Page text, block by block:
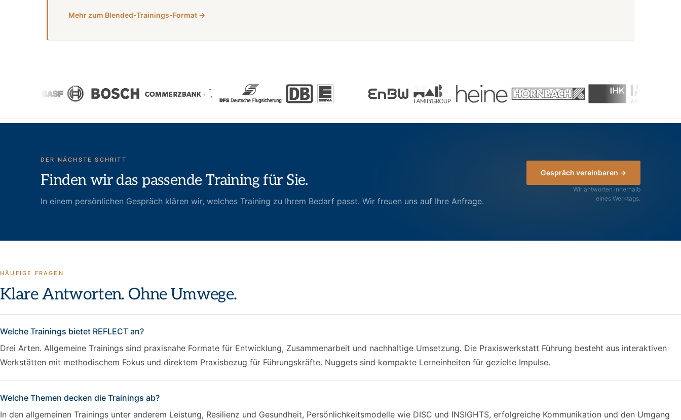
Mehr zum Blended-Trainings-Format →
DER NÄCHSTE SCHRITT
Finden wir das passende Training für Sie.
In einem persönlichen Gespräch klären wir, welches Training zu Ihrem Bedarf passt. Wir freuen uns auf Ihre Anfrage.
Gespräch vereinbaren →
Wir antworten innerhalb
eines Werktags.
HÄUFIGE FRAGEN
Klare Antworten. Ohne Umwege.
Welche Trainings bietet REFLECT an?
Drei Arten. Allgemeine Trainings sind praxisnahe Formate für Entwicklung, Zusammenarbeit und nachhaltige Umsetzung. Die Praxiswerkstatt Führung besteht aus interaktiven
Werkstätten mit methodischem Fokus und direktem Praxisbezug für Führungskräfte. Nuggets sind kompakte Lerneinheiten für gezielte Impulse.
Welche Themen decken die Trainings ab?
In den allgemeinen Trainings unter anderem Leistung, Resilienz und Gesundheit, Persönlichkeitsmodelle wie DISC und INSIGHTS, erfolgreiche Kommunikation und den Umgang